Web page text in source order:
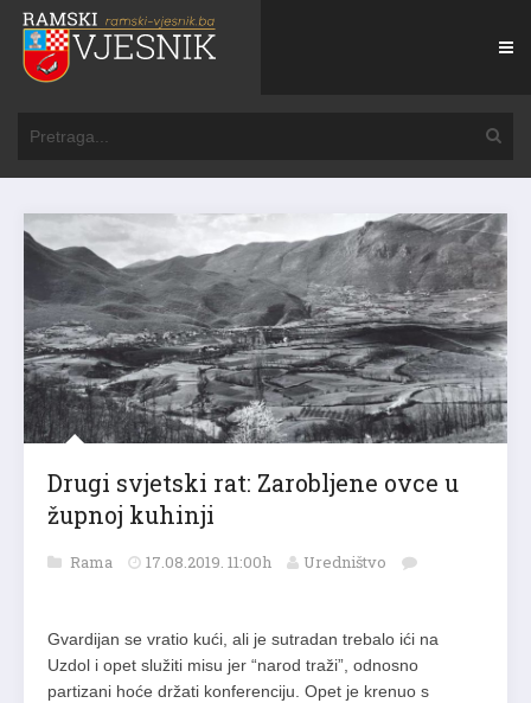
Drugi svjetski rat: Zarobljene ovce u
župnoj kuhinji
Rama 17.08.2019. 11:00h Uredništvo
Gvardijan se vratio kući, ali je sutradan trebalo ići na
Uzdol i opet služiti misu jer “narod traži”, odnosno
partizani hoće držati konferenciju. Opet je krenuo s